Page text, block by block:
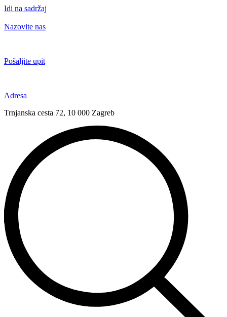
Idi na sadržaj
Nazovite nas
Pošaljite upit
Adresa
Trnjanska cesta 72, 10 000 Zagreb